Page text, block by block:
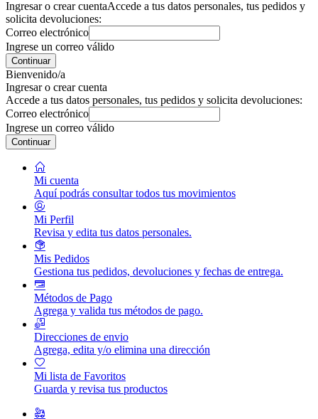
Ingresar o crear cuentaAccede a tus datos personales, tus pedidos y
solicita devoluciones:
Correo electrónico
Ingrese un correo válido
Continuar
Bienvenido/a
Ingresar o crear cuenta
Accede a tus datos personales, tus pedidos y solicita devoluciones:
Correo electrónico
Ingrese un correo válido
Continuar
Mi cuenta
Aquí podrás consultar todos tus movimientos
Mi Perfil
Revisa y edita tus datos personales.
Mis Pedidos
Gestiona tus pedidos, devoluciones y fechas de entrega.
Métodos de Pago
Agrega y valida tus métodos de pago.
Direcciones de envio
Agrega, edita y/o elimina una dirección
Mi lista de Favoritos
Guarda y revisa tus productos